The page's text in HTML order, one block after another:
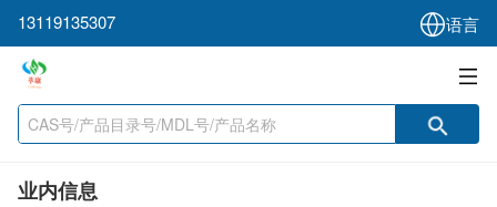
13119135307 语言
业内信息